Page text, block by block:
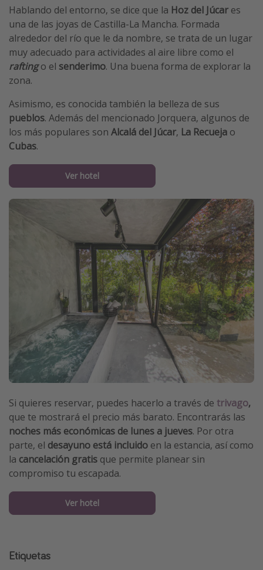
Hablando del entorno, se dice que la Hoz del Júcar es
una de las joyas de Castilla-La Mancha. Formada
alrededor del río que le da nombre, se trata de un lugar
muy adecuado para actividades al aire libre como el
raftingo el senderimo. Una buena forma de explorar la
zona.
Asimismo, es conocida también la belleza de sus
pueblos. Además del mencionado Jorquera, algunos de
los más populares son Alcalá del Júcar, La Recueja o
Cubas.
Ver hotel
Si quieres reservar, puedes hacerlo a través de trivago,
que te mostrará el precio más barato. Encontrarás las
noches más económicas de lunes a jueves. Por otra
parte, el desayuno está incluido en la estancia, así como
la cancelación gratis que permite planear sin
compromiso tu escapada.
Ver hotel
Etiquetas